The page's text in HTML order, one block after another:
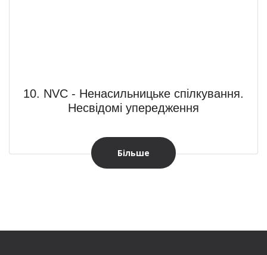
10. NVC - Ненасильницьке спілкування.
Несвідомі упередження
Більше